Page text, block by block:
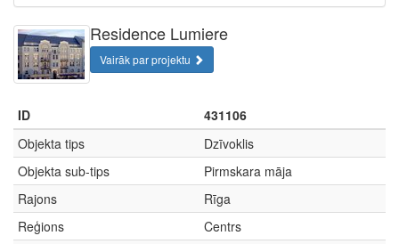
Residence Lumiere
Vairāk par projektu
ID
431106
Objekta tips
Dzīvoklis
Objekta sub-tips
Pirmskara māja
Rajons
Rīga
Reģions
Centrs